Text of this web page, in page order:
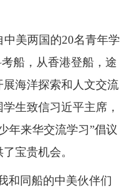
美两国的20名青年学
船，从香港登船，途
海洋探索和人文交流
生致信习近平主席，
年来华交流学习”倡议
宝贵机会。
和同船的中美伙伴们